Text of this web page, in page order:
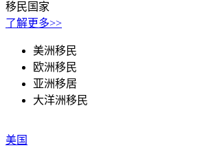
移民国家
了解更多>>
美洲移民
欧洲移民
亚洲移居
大洋洲移民
美国